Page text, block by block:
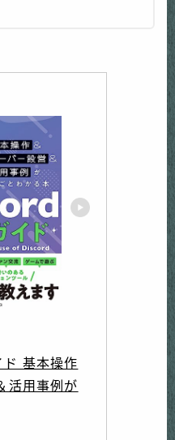
基本操作
活用事例が